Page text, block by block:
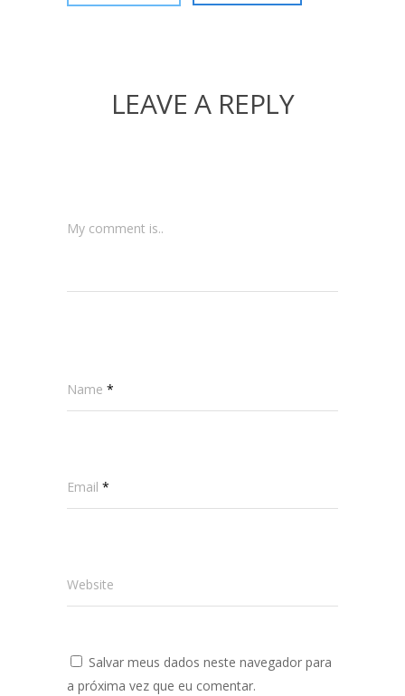
LEAVE A REPLY
My comment is..
Name *
Email *
Website
Salvar meus dados neste navegador para
a próxima vez que eu comentar.